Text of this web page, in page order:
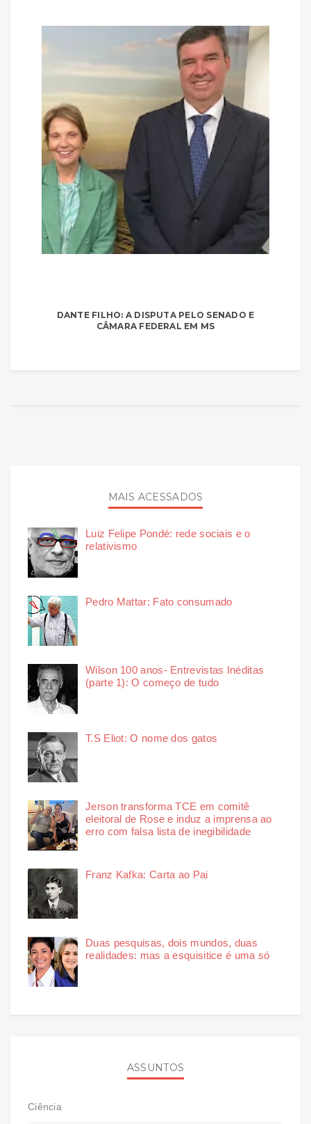
DANTE FILHO: A DISPUTA PELO SENADO E
CÂMARA FEDERAL EM MS
MAIS ACESSADOS
Luiz Felipe Pondé: rede sociais e o
relativismo
Pedro Mattar: Fato consumado
Wilson 100 anos- Entrevistas Inéditas
(parte 1): O começo de tudo
T.S Eliot: O nome dos gatos
Jerson transforma TCE em comitê
eleitoral de Rose e induz a imprensa ao
erro com falsa lista de inegibilidade
Franz Kafka: Carta ao Pai
Duas pesquisas, dois mundos, duas
realidades: mas a esquisitice é uma só
ASSUNTOS
Ciência